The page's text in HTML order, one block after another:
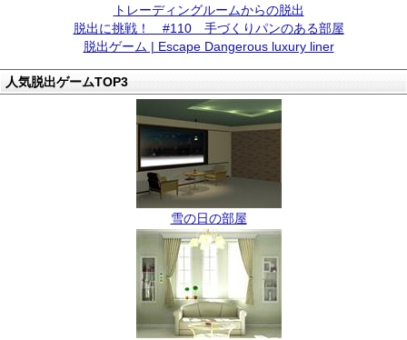
トレーディングルームからの脱出
脱出に挑戦！ #110 手づくりパンのある部屋
脱出ゲーム | Escape Dangerous luxury liner
人気脱出ゲームTOP3
雪の日の部屋